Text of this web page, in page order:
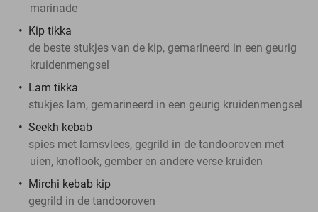
marinade
Kip tikka
de beste stukjes van de kip, gemarineerd in een geurig
kruidenmengsel
Lam tikka
stukjes lam, gemarineerd in een geurig kruidenmengsel
Seekh kebab
spies met lamsvlees, gegrild in de tandooroven met
uien, knoflook, gember en andere verse kruiden
Mirchi kebab kip
gegrild in de tandooroven